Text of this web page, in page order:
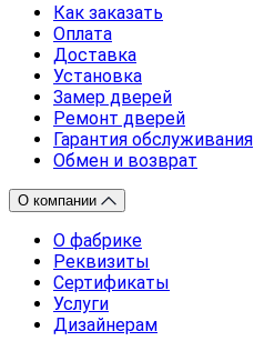
Как заказать
Оплата
Доставка
Установка
Замер дверей
Ремонт дверей
Гарантия обслуживания
Обмен и возврат
О компании
О фабрике
Реквизиты
Сертификаты
Услуги
Дизайнерам